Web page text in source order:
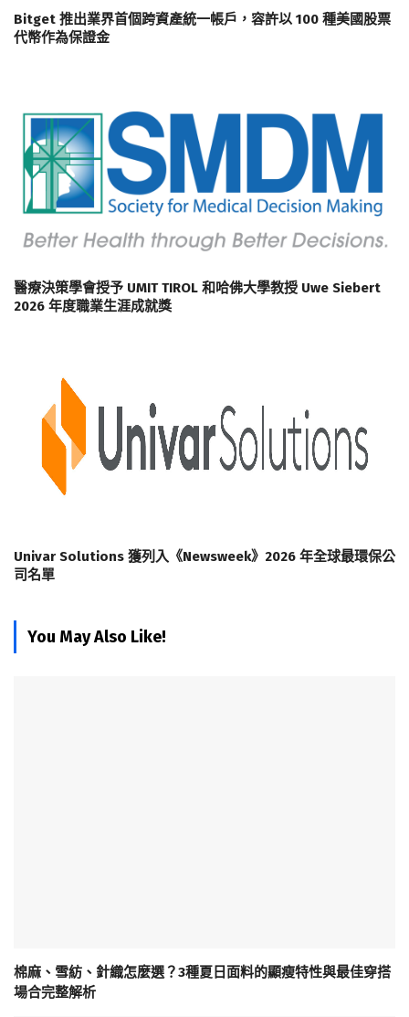
Bitget 推出業界首個跨資產統一帳戶，容許以 100 種美國股票
代幣作為保證金
醫療決策學會授予 UMIT TIROL 和哈佛大學教授 Uwe Siebert
2026 年度職業生涯成就獎
Univar Solutions 獲列入《Newsweek》2026 年全球最環保公
司名單
You May Also Like!
棉麻、雪紡、針織怎麼選？3種夏日面料的顯瘦特性與最佳穿搭
場合完整解析